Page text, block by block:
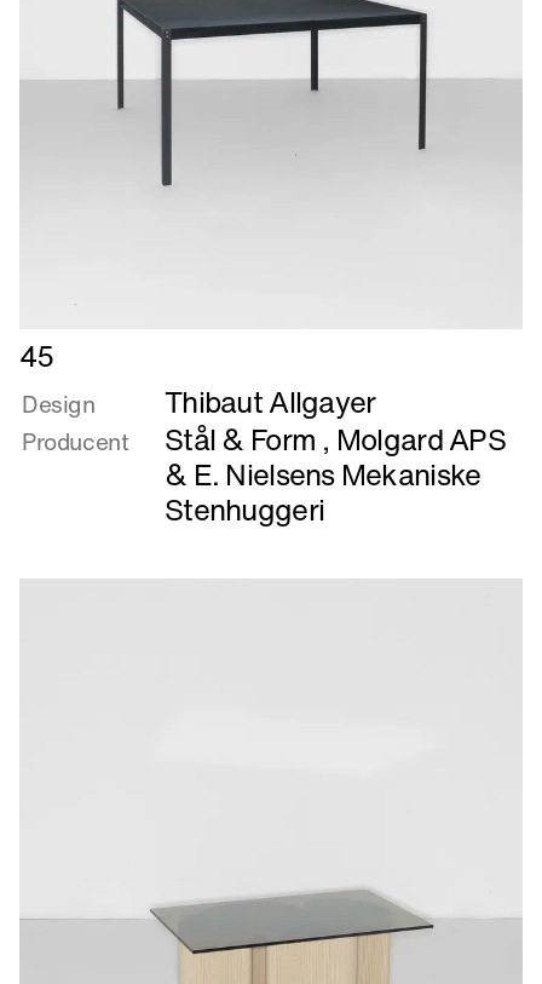
Læs
mere
om
45
45
Design Thibaut Allgayer
Producent Stål & Form , Molgard APS
& E. Nielsens Mekaniske
Stenhuggeri